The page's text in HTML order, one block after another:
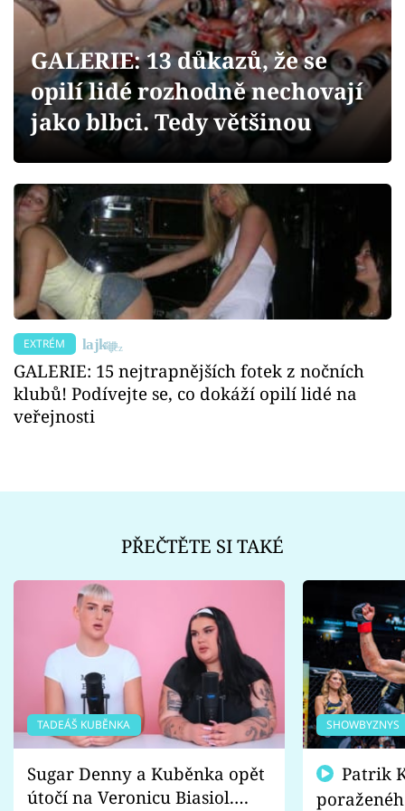
Videa
Sledujte prima+
Sledujte nás
GALERIE: 13 důkazů, že se
opilí lidé rozhodně nechovají
jako blbci. Tedy většinou
EXTRÉM
GALERIE: 15 nejtrapnějších fotek z nočních
klubů! Podívejte se, co dokáží opilí lidé na
veřejnosti
PŘEČTĚTE SI TAKÉ
TADEÁŠ KUBĚNKA
Sugar Denny a Kuběnka opět
útočí na Veronicu Biasiol.
SHOWBYZNYS